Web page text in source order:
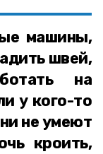
машины,
швей,
на
у кого-то
не умеют
кроить,